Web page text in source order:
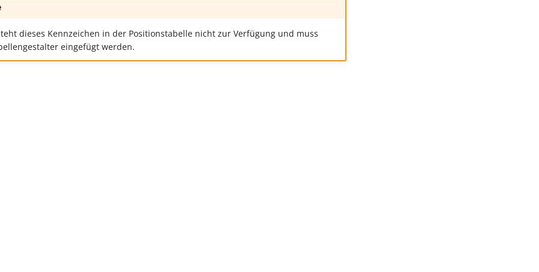
dieses Kennzeichen in der Positionstabelle nicht zur Verfügung und muss
eingefügt werden.